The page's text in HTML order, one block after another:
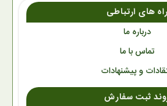
راه های ارتباطی
درباره ما
تماس با ما
و پیشنهادات
ثبت سفارش